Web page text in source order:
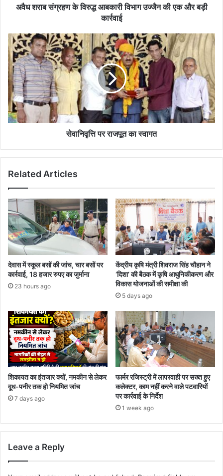
कार्रवाई
अवैध शराब संग्रहण के विरुद्ध आबकारी विभाग उज्जैन की एक और बड़ी
कार्रवाई
सेवानिवृत्ति
पर
राजपूत
का
स्वागत
सेवानिवृत्ति पर राजपूत का स्वागत
Related Articles
देवास में स्कूल बसों की जांच, चार बसों पर
कार्रवाई, 18 हजार रुपए का जुर्माना
23 hours ago
केंद्रीय कृषि मंत्री शिवराज सिंह चौहान ने
‘दिशा’ की बैठक में कृषि आधुनिकीकरण और
विकास योजनाओं की समीक्षा की
5 days ago
शिकायत का इंतजार क्यों, नमकीन से लेकर
दूध-पनीर तक हो नियमित जांच
7 days ago
फार्मर रजिस्ट्री में लापरवाही पर सख्त हुए
कलेक्टर, काम नहीं करने वाले पटवारियों
पर कार्रवाई के निर्देश
1 week ago
Leave a Reply